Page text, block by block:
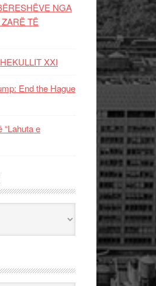
NGA
TË
XXI
End the Hague
“Lahuta e